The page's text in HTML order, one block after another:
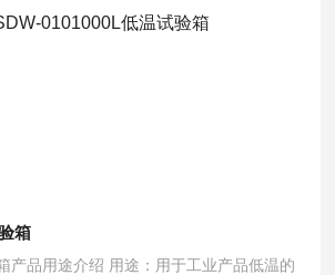
箱
产品用途介绍 用途：用于工业产品低温的